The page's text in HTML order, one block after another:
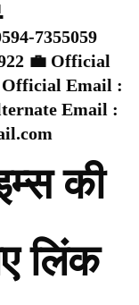
7355059
💼 Official
Official Email :
Email :
की
लिंक